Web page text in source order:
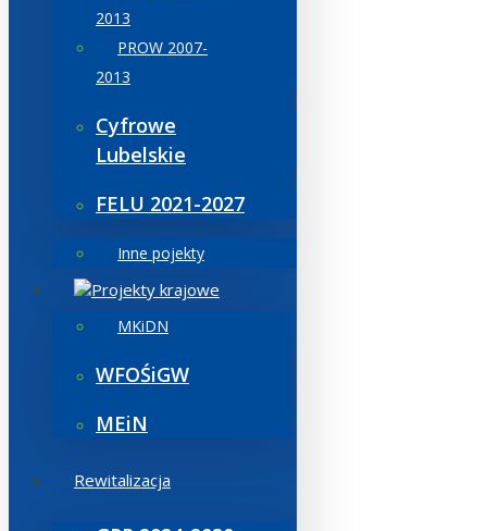
2013
PROW 2007-
2013
Cyfrowe
Lubelskie
FELU 2021-2027
Inne pojekty
Projekty krajowe
MKiDN
WFOŚiGW
MEiN
Rewitalizacja